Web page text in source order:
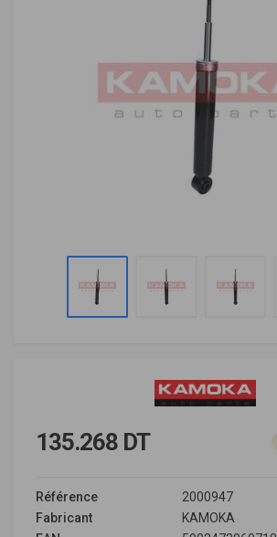
135.268 DT
Référence
2000947
Fabricant
KAMOKA